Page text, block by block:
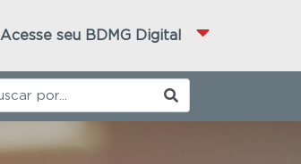
Acesse seu BDMG Digital